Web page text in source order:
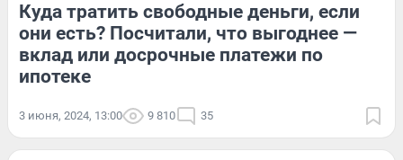
Куда тратить свободные деньги, если
они есть? Посчитали, что выгоднее —
вклад или досрочные платежи по
ипотеке
3 июня, 2024, 13:00 9 810 35